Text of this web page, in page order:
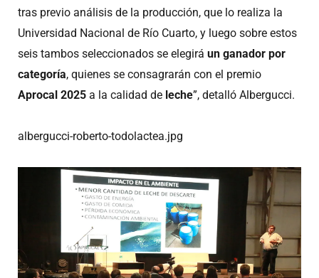
tras previo análisis de la producción, que lo realiza la
Universidad Nacional de Río Cuarto, y luego sobre estos
seis tambos seleccionados se elegirá un ganador por
categoría, quienes se consagrarán con el premio
Aprocal 2025 a la calidad de leche”, detalló Albergucci.
albergucci-roberto-todolactea.jpg